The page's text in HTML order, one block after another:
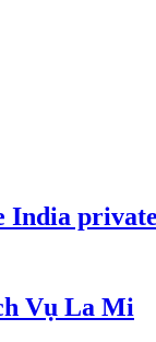
India
Vụ La Mi